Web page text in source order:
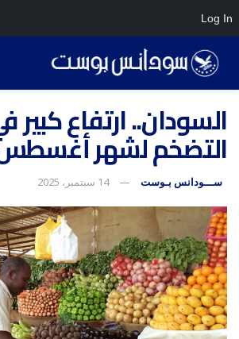
السودان.. ارتفاع
التضخم لشهر
ســـودانس بـوست 14 سبتمبر، 2025
Log In